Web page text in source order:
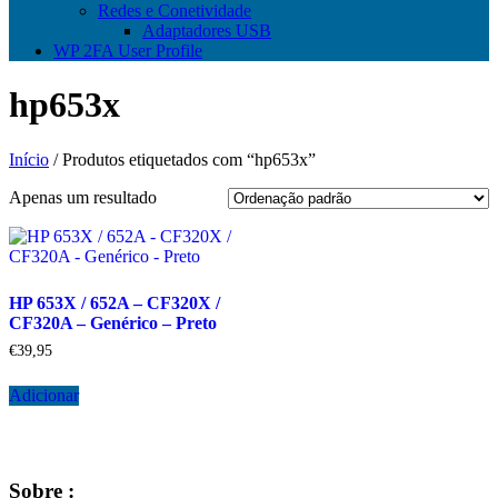
Redes e Conetividade
Adaptadores USB
WP 2FA User Profile
hp653x
Início / Produtos etiquetados com “hp653x”
Apenas um resultado
HP 653X / 652A – CF320X /
CF320A – Genérico – Preto
€39,95
Adicionar
Sobre :